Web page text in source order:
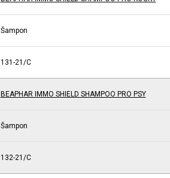
Šampon
131-21/C
BEAPHAR IMMO SHIELD SHAMPOO PRO PSY
Šampon
132-21/C